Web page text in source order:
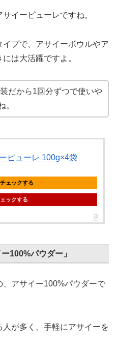
イーピューレですね。
プで、アサイーボウルやア
は大活躍ですよ。
だから1回分ずつで使いや
。
ピューレ 100g×4袋
ェックする
ックする
100%パウダー」
アサイー100%パウダーで
が多く、手軽にアサイーを